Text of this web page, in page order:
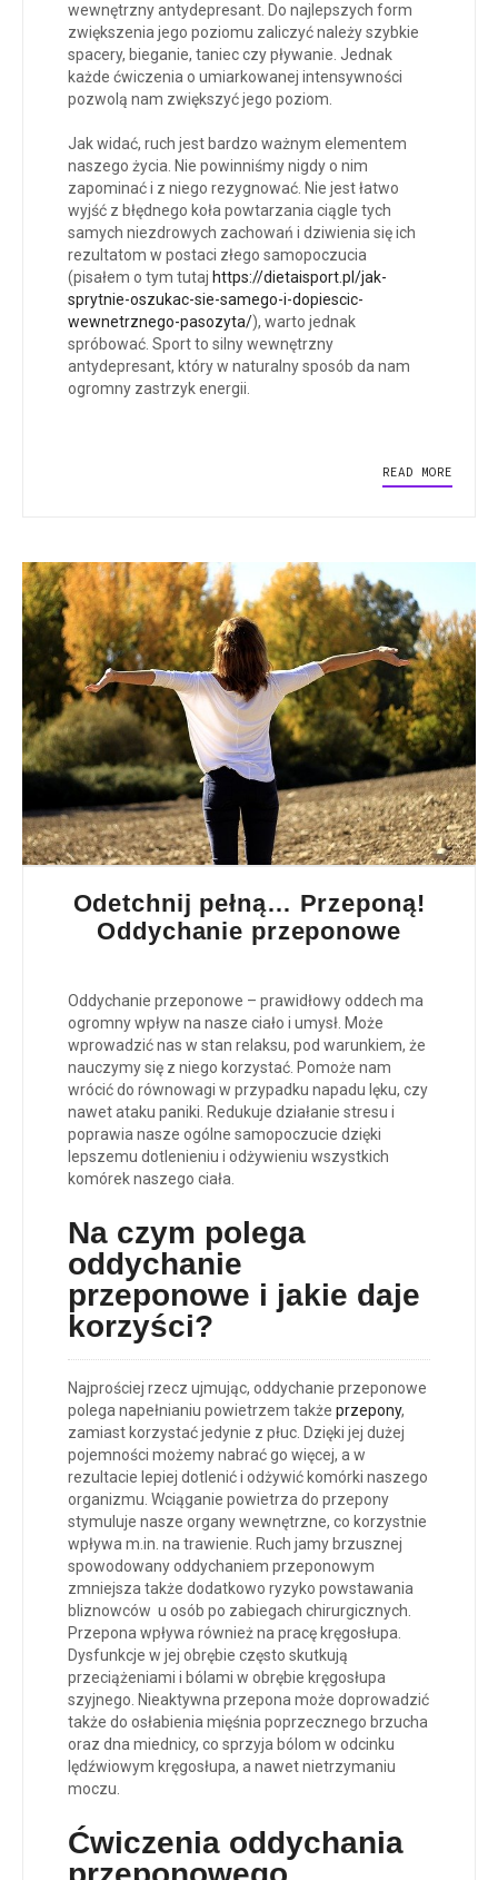
wewnętrzny antydepresant. Do najlepszych form
zwiększenia jego poziomu zaliczyć należy szybkie
spacery, bieganie, taniec czy pływanie. Jednak
każde ćwiczenia o umiarkowanej intensywności
pozwolą nam zwiększyć jego poziom.
Jak widać, ruch jest bardzo ważnym elementem
naszego życia. Nie powinniśmy nigdy o nim
zapominać i z niego rezygnować. Nie jest łatwo
wyjść z błędnego koła powtarzania ciągle tych
samych niezdrowych zachowań i dziwienia się ich
rezultatom w postaci złego samopoczucia
(pisałem o tym tutaj https://dietaisport.pl/jak-
sprytnie-oszukac-sie-samego-i-dopiescic-
wewnetrznego-pasozyta/), warto jednak
spróbować. Sport to silny wewnętrzny
antydepresant, który w naturalny sposób da nam
ogromny zastrzyk energii.
READ MORE
Odetchnij pełną… Przeponą!
Oddychanie przeponowe
Oddychanie przeponowe – prawidłowy oddech ma
ogromny wpływ na nasze ciało i umysł. Może
wprowadzić nas w stan relaksu, pod warunkiem, że
nauczymy się z niego korzystać. Pomoże nam
wrócić do równowagi w przypadku napadu lęku, czy
nawet ataku paniki. Redukuje działanie stresu i
poprawia nasze ogólne samopoczucie dzięki
lepszemu dotlenieniu i odżywieniu wszystkich
komórek naszego ciała.
Na czym polega
oddychanie
przeponowe i jakie daje
korzyści?
Najprościej rzecz ujmując, oddychanie przeponowe
polega napełnianiu powietrzem także przepony,
zamiast korzystać jedynie z płuc. Dzięki jej dużej
pojemności możemy nabrać go więcej, a w
rezultacie lepiej dotlenić i odżywić komórki naszego
organizmu. Wciąganie powietrza do przepony
stymuluje nasze organy wewnętrzne, co korzystnie
wpływa m.in. na trawienie. Ruch jamy brzusznej
spowodowany oddychaniem przeponowym
zmniejsza także dodatkowo ryzyko powstawania
bliznowców u osób po zabiegach chirurgicznych.
Przepona wpływa również na pracę kręgosłupa.
Dysfunkcje w jej obrębie często skutkują
przeciążeniami i bólami w obrębie kręgosłupa
szyjnego. Nieaktywna przepona może doprowadzić
także do osłabienia mięśnia poprzecznego brzucha
oraz dna miednicy, co sprzyja bólom w odcinku
lędźwiowym kręgosłupa, a nawet nietrzymaniu
moczu.
Ćwiczenia oddychania